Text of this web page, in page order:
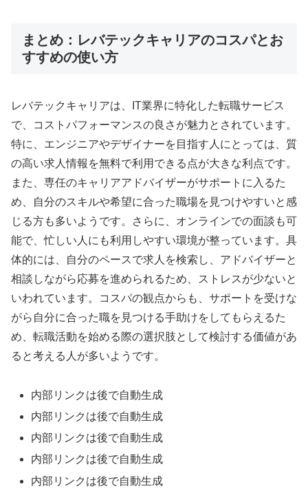
まとめ：レバテックキャリアのコスパとお
すすめの使い方
レバテックキャリアは、IT業界に特化した転職サービス
で、コストパフォーマンスの良さが魅力とされています。
特に、エンジニアやデザイナーを目指す人にとっては、質
の高い求人情報を無料で利用できる点が大きな利点です。
また、専任のキャリアアドバイザーがサポートに入るた
め、自分のスキルや希望に合った職場を見つけやすいと感
じる方も多いようです。さらに、オンラインでの面談も可
能で、忙しい人にも利用しやすい環境が整っています。具
体的には、自分のペースで求人を検索し、アドバイザーと
相談しながら応募を進められるため、ストレスが少ないと
いわれています。コスパの観点からも、サポートを受けな
がら自分に合った職を見つける手助けをしてもらえるた
め、転職活動を始める際の選択肢として検討する価値があ
ると考える人が多いようです。
内部リンクは後で自動生成
内部リンクは後で自動生成
内部リンクは後で自動生成
内部リンクは後で自動生成
内部リンクは後で自動生成